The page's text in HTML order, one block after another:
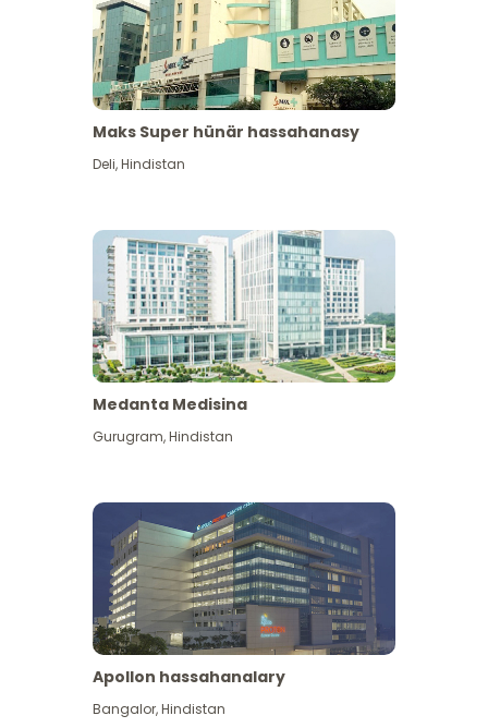
Has giňişleýin gör
Maks Super hünär hassahanasy
Deli,Hindistan
Medanta Medisina
Gurugram,Hindistan
Apollon hassahanalary
Bangalor,Hindistan